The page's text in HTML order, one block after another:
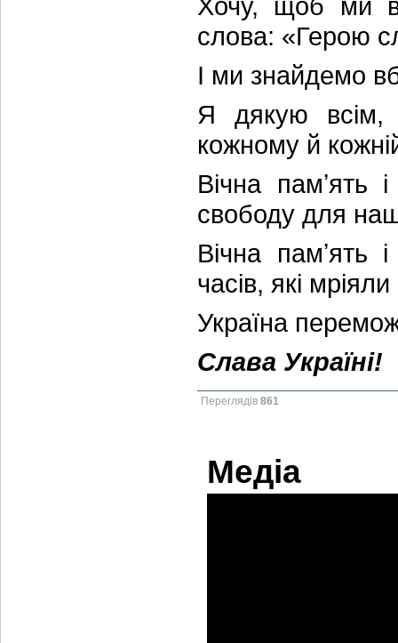
слова: «Герою
І ми знайдемо
Я дякую всім,
кожному й
Вічна памʼять
свободу для
Вічна памʼять
часів, які
Україна
Слава Україні!
Переглядів 861
Медіа